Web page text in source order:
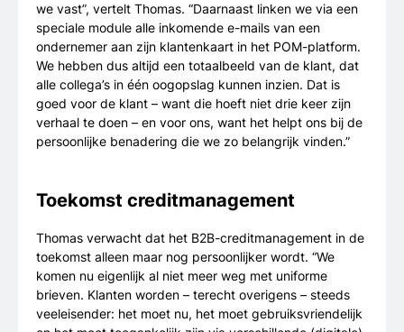
we vast”, vertelt Thomas. “Daarnaast linken we via een
speciale module alle inkomende e-mails van een
ondernemer aan zijn klantenkaart in het POM-platform.
We hebben dus altijd een totaalbeeld van de klant, dat
alle collega’s in één oogopslag kunnen inzien. Dat is
goed voor de klant – want die hoeft niet drie keer zijn
verhaal te doen – en voor ons, want het helpt ons bij de
persoonlijke benadering die we zo belangrijk vinden.”
Toekomst creditmanagement
Thomas verwacht dat het B2B-creditmanagement in de
toekomst alleen maar nog persoonlijker wordt. “We
komen nu eigenlijk al niet meer weg met uniforme
brieven. Klanten worden – terecht overigens – steeds
veeleisender: het moet nu, het moet gebruiksvriendelijk